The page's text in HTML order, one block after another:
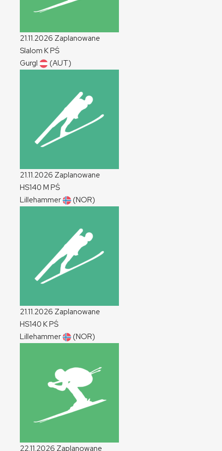
21.11.2026 Zaplanowane
Slalom KPŚ
Gurgl
(AUT)
21.11.2026 Zaplanowane
HS140 M PŚ
Lillehammer
(NOR)
21.11.2026 Zaplanowane
HS140 KPŚ
Lillehammer
(NOR)
22.11.2026 Zaplanowane